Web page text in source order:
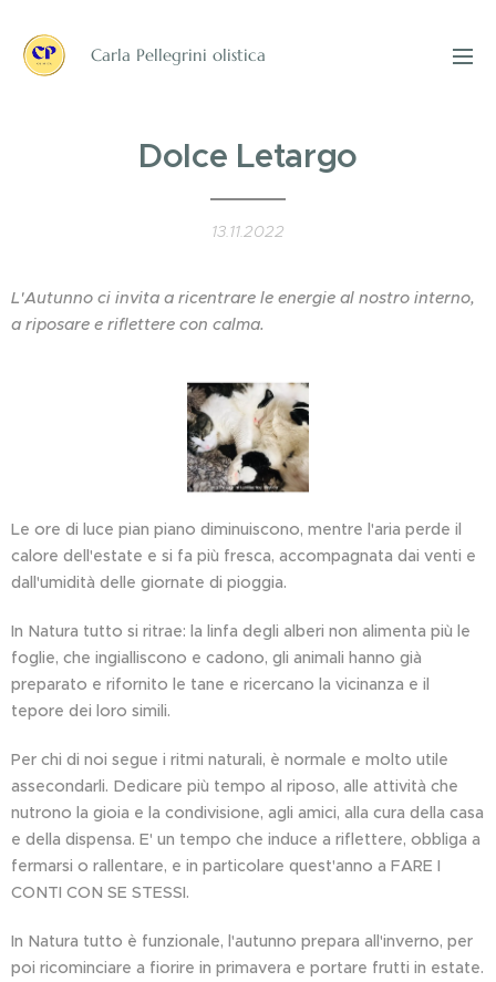
Carla Pellegrini olistica
Dolce Letargo
13.11.2022
L'Autunno ci invita a ricentrare le energie al nostro interno,
a riposare e riflettere con calma.
Le ore di luce pian piano diminuiscono, mentre l'aria perde il
calore dell'estate e si fa più fresca, accompagnata dai venti e
dall'umidità delle giornate di pioggia.
In Natura tutto si ritrae: la linfa degli alberi non alimenta più le
foglie, che ingialliscono e cadono, gli animali hanno già
preparato e rifornito le tane e ricercano la vicinanza e il
tepore dei loro simili.
Per chi di noi segue i ritmi naturali, è normale e molto utile
assecondarli. Dedicare più tempo al riposo, alle attività che
nutrono la gioia e la condivisione, agli amici, alla cura della casa
e della dispensa. E' un tempo che induce a riflettere, obbliga a
fermarsi o rallentare, e in particolare quest'anno a FARE I
CONTI CON SE STESSI.
In Natura tutto è funzionale, l'autunno prepara all'inverno, per
poi ricominciare a fiorire in primavera e portare frutti in estate.